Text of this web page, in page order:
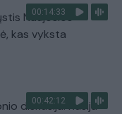
00:14:33
Naujosios
kas vyksta
00:42:12
diskusija: Rusija